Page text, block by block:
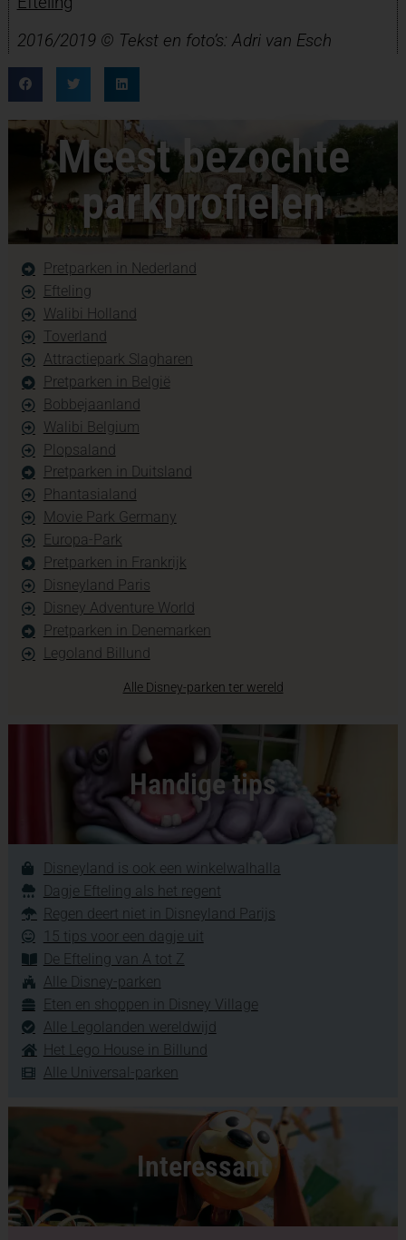
2016/2019 © Tekst en foto’s: Adri van Esch
Meest bezochte
parkprofielen
Pretparken in Nederland
Efteling
Walibi Holland
Toverland
Attractiepark Slagharen
Pretparken in België
Bobbejaanland
Walibi Belgium
Plopsaland
Pretparken in Duitsland
Phantasialand
Movie Park Germany
Europa-Park
Pretparken in Frankrijk
Disneyland Paris
Disney Adventure World
Pretparken in Denemarken
Legoland Billund
Alle Disney-parken ter wereld
Handige tips
Disneyland is ook een winkelwalhalla
Dagje Efteling als het regent
Regen deert niet in Disneyland Parijs
15 tips voor een dagje uit
De Efteling van A tot Z
Alle Disney-parken
Eten en shoppen in Disney Village
Alle Legolanden wereldwijd
Het Lego House in Billund
Alle Universal-parken
Interessant